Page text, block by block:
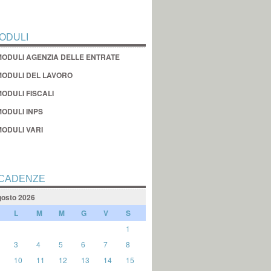
AGENZIA DELLE ENTRATE
DEL LAVORO
FISCALI
INPS
VARI
2026
L M M G V S
1
3 4 5 6 7
8
10 11 12 13 14
15